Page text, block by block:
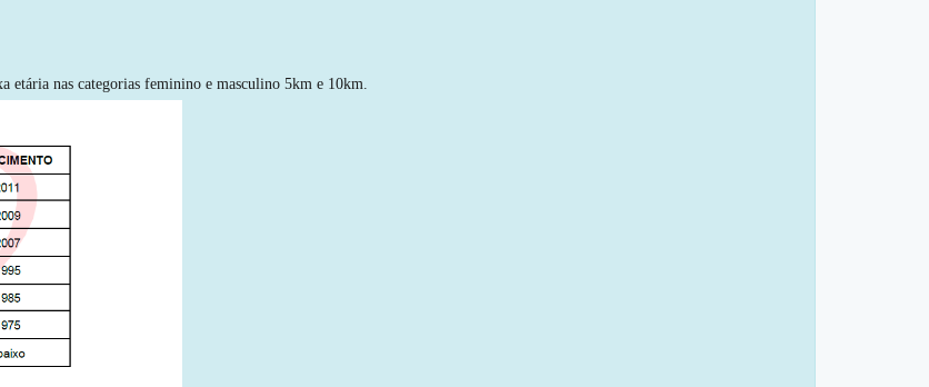
etária nas categorias feminino e masculino 5km e 10km.